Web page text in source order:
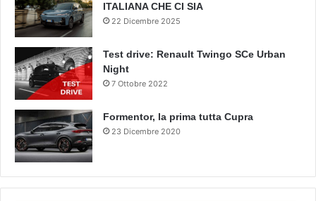
ITALIANA CHE CI SIA
22 Dicembre 2025
Test drive: Renault Twingo SCe Urban
Night
7 Ottobre 2022
Formentor, la prima tutta Cupra
23 Dicembre 2020